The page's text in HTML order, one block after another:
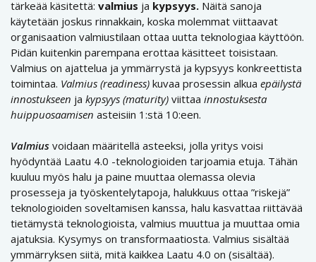
tärkeää käsitettä: valmius ja kypsyys. Näitä sanoja
käytetään joskus rinnakkain, koska molemmat viittaavat
organisaation valmiustilaan ottaa uutta teknologiaa käyttöön.
Pidän kuitenkin parempana erottaa käsitteet toisistaan.
Valmius on ajattelua ja ymmärrystä ja kypsyys konkreettista
toimintaa. Valmius (readiness) kuvaa prosessin alkua epäilystä
innostukseen ja kypsyys (maturity) viittaa innostuksesta
huippuosaamisen asteisiin 1:stä 10:een.
Valmius voidaan määritellä asteeksi, jolla yritys voisi
hyödyntää Laatu 4.0 -teknologioiden tarjoamia etuja. Tähän
kuuluu myös halu ja paine muuttaa olemassa olevia
prosesseja ja työskentelytapoja, halukkuus ottaa ”riskejä”
teknologioiden soveltamisen kanssa, halu kasvattaa riittävää
tietämystä teknologioista, valmius muuttua ja muuttaa omia
ajatuksia. Kysymys on transformaatiosta. Valmius sisältää
ymmärryksen siitä, mitä kaikkea Laatu 4.0 on (sisältää).